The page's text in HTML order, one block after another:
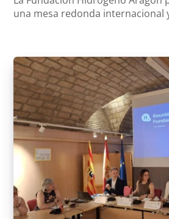
una mesa redonda internacional